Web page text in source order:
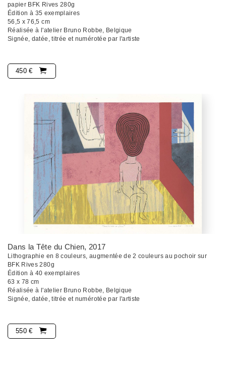
papier BFK Rives 280g
Édition à 35 exemplaires
56,5 x 76,5 cm
Réalisée à l'atelier Bruno Robbe, Belgique
Signée, datée, titrée et numérotée par l'artiste
450 €
Dans la Tête du Chien, 2017
Lithographie en 8 couleurs, augmentée de 2 couleurs au pochoir sur
BFK Rives 280g
Édition à 40 exemplaires
63 x 78 cm
Réalisée à l'atelier Bruno Robbe, Belgique
Signée, datée, titrée et numérotée par l'artiste
550 €